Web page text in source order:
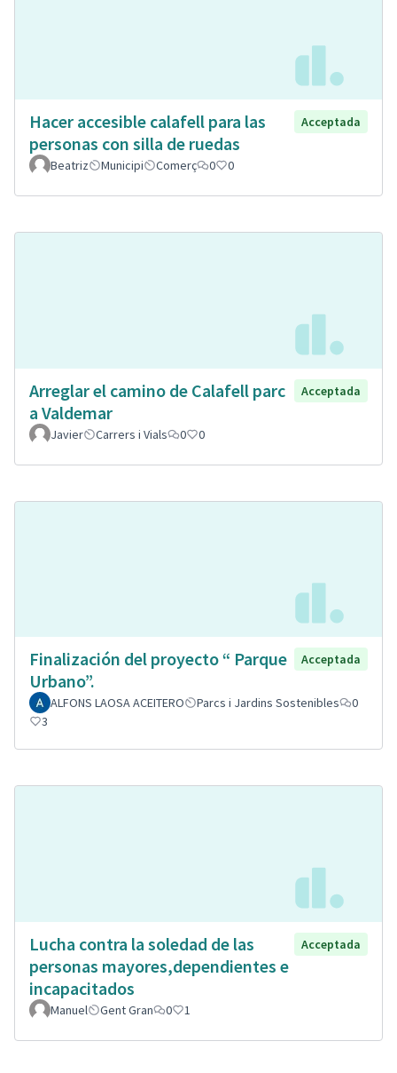
Hacer accesible calafell para las
personas con silla de ruedas
Acceptada
Beatriz Municipi Comerç 0 0
Arreglar el camino de Calafell parc
a Valdemar
Acceptada
Javier Carrers i Vials 0 0
Finalización del proyecto “ Parque
Urbano”.
Acceptada
ALFONS LAOSA ACEITERO Parcs i Jardins Sostenibles
0
3
Lucha contra la soledad de las
personas mayores,dependientes e
incapacitados
Acceptada
Manuel Gent Gran 0 1